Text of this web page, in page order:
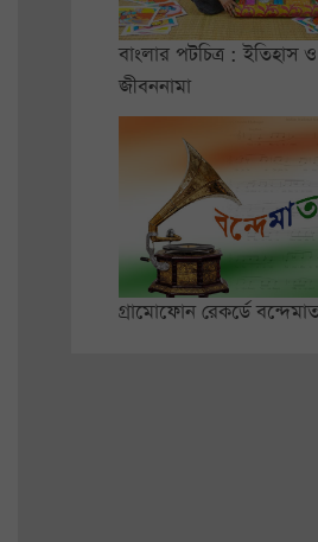
বাংলার পটচিত্র : ইতিহাস
জীবননামা
গ্রামোফোন রেকর্ডে